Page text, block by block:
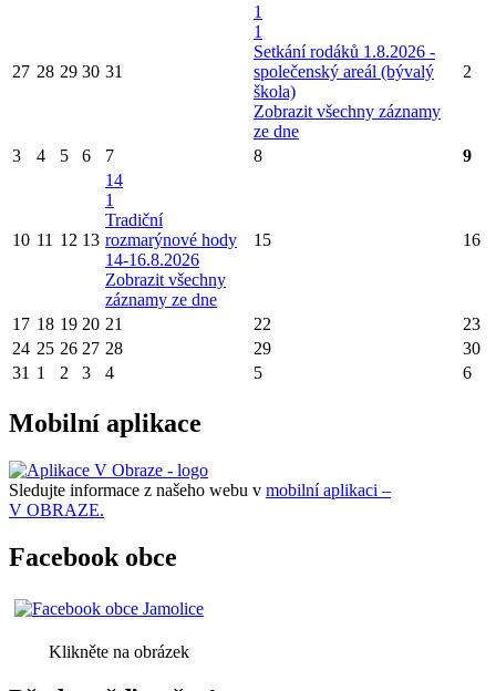
27 28 29 30 31
1
1
Setkání rodáků 1.8.2026 -
společenský areál (bývalý
škola)
Zobrazit všechny záznamy
ze dne
2
3 4 5 6 7 8 9
10 11 12 13
14
1
Tradiční
rozmarýnové hody
14-16.8.2026
Zobrazit všechny
záznamy ze dne
15 16
17 18 19 20 21 22
23
24 25 26 27 28 29
30
31 1 2 3 4 5 6
Mobilní aplikace
Sledujte informace z našeho webu v mobilní aplikaci –
V OBRAZE.
Facebook obce
Klikněte na obrázek